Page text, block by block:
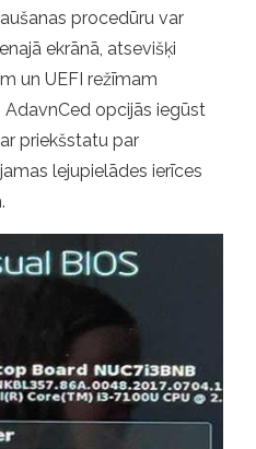
procedūru var
ekrānā, atsevišķi
un UEFI režīmam
opcijās iegūst
priekšstatu par
lejupielādes ierīces